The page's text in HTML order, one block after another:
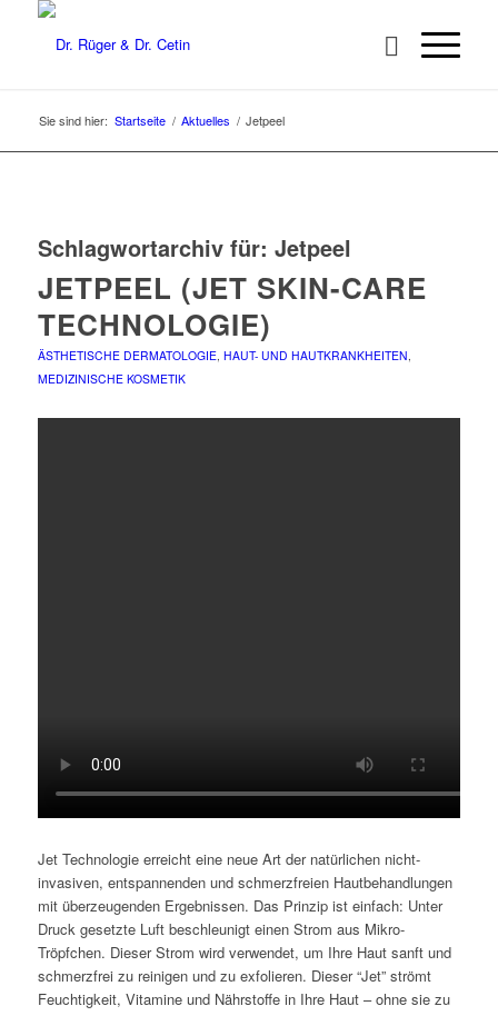
Sie sind hier: Startseite / Aktuelles / Jetpeel
Schlagwortarchiv für: Jetpeel
JETPEEL (JET SKIN-CARE
TECHNOLOGIE)
ÄSTHETISCHE DERMATOLOGIE, HAUT- UND HAUTKRANKHEITEN,
MEDIZINISCHE KOSMETIK
Jet Technologie erreicht eine neue Art der natürlichen nicht-
invasiven, entspannenden und schmerzfreien Hautbehandlungen
mit überzeugenden Ergebnissen. Das Prinzip ist einfach: Unter
Druck gesetzte Luft beschleunigt einen Strom aus Mikro-
Tröpfchen. Dieser Strom wird verwendet, um Ihre Haut sanft und
schmerzfrei zu reinigen und zu exfolieren. Dieser “Jet” strömt
Feuchtigkeit, Vitamine und Nährstoffe in Ihre Haut – ohne sie zu